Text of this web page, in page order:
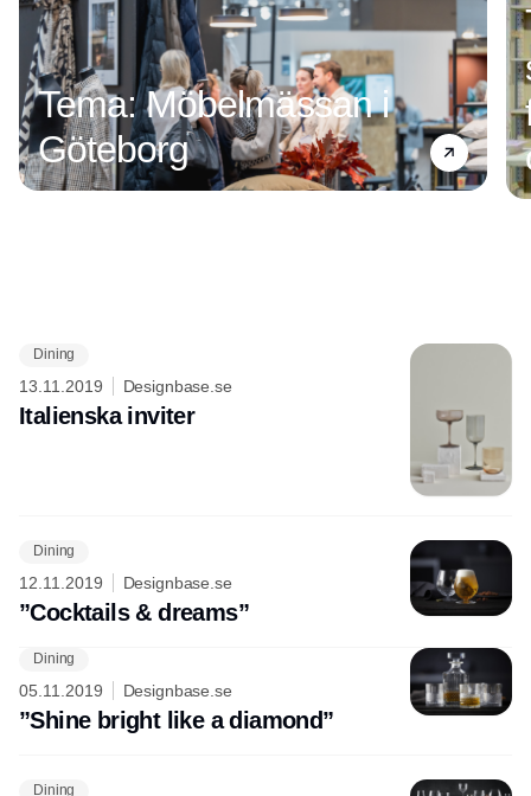
Tema: Möbelmässan i
Göteborg
Dining
13.11.2019 Designbase.se
Italienska inviter
Dining
12.11.2019 Designbase.se
”Cocktails & dreams”
Dining
05.11.2019 Designbase.se
”Shine bright like a diamond”
Dining